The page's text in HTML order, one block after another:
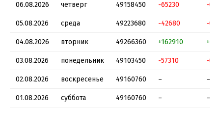
06.08.2026 четверг 49158450 -65230 -
05.08.2026 среда 49223680 -42680 -
04.08.2026 вторник 49266360 +162910
03.08.2026 понедельник 49103450 -57310 -
02.08.2026 воскресенье 49160760 – –
01.08.2026 суббота 49160760 – –